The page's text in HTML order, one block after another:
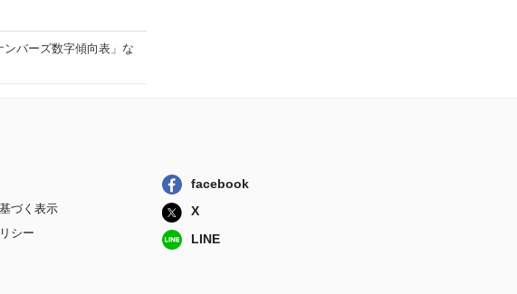
バーズ数字傾向表」な
づく表示
シー
facebook
X
LINE